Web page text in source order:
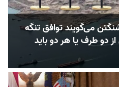
می‌گویند توافق تنگه
دو طرف یا هر دو باید